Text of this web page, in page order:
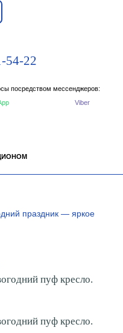
54-22
посредством мессенджеров:
Viber
пуф кресло.
пуф кресло.